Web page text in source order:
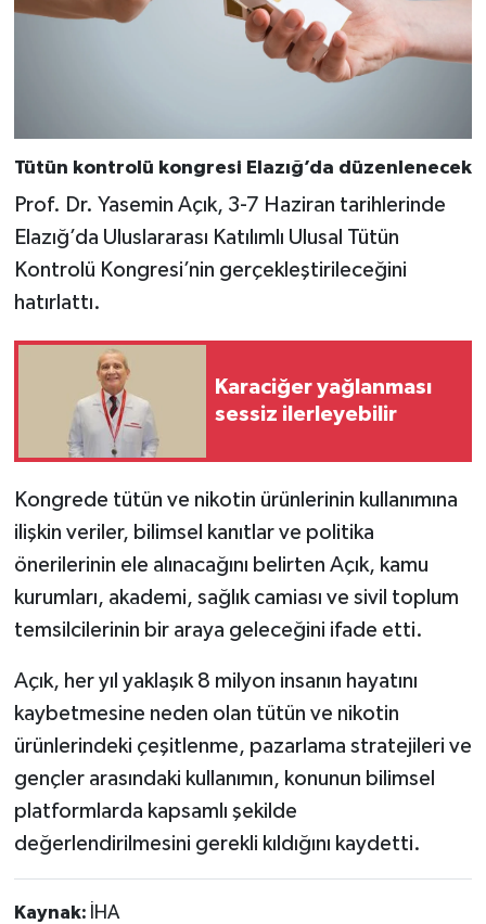
Tütün kontrolü kongresi Elazığ’da düzenlenecek
Prof. Dr. Yasemin Açık, 3-7 Haziran tarihlerinde
Elazığ’da Uluslararası Katılımlı Ulusal Tütün
Kontrolü Kongresi’nin gerçekleştirileceğini
hatırlattı.
Karaciğer yağlanması
sessiz ilerleyebilir
Kongrede tütün ve nikotin ürünlerinin kullanımına
ilişkin veriler, bilimsel kanıtlar ve politika
önerilerinin ele alınacağını belirten Açık, kamu
kurumları, akademi, sağlık camiası ve sivil toplum
temsilcilerinin bir araya geleceğini ifade etti.
Açık, her yıl yaklaşık 8 milyon insanın hayatını
kaybetmesine neden olan tütün ve nikotin
ürünlerindeki çeşitlenme, pazarlama stratejileri ve
gençler arasındaki kullanımın, konunun bilimsel
platformlarda kapsamlı şekilde
değerlendirilmesini gerekli kıldığını kaydetti.
Kaynak: İHA